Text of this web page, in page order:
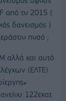
από το 2015 (
δανεισμός )
ποσό ;
αλλά και αυτό
(ΕΛΤΕ)
122εκατ